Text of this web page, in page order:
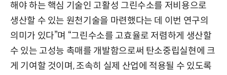
해야 하는 핵심 기술인 고활성 그린수소를 저비용으로
생산할 수 있는 원천기술을 마련했다는 데 이번 연구의
의미가 있다”며 “그린수소를 고효율로 저렴하게 생산할
수 있는 고성능 촉매를 개발함으로써 탄소중립실현에 크
게 기여할 것이며, 조속히 실제 산업에 적용될 수 있도록